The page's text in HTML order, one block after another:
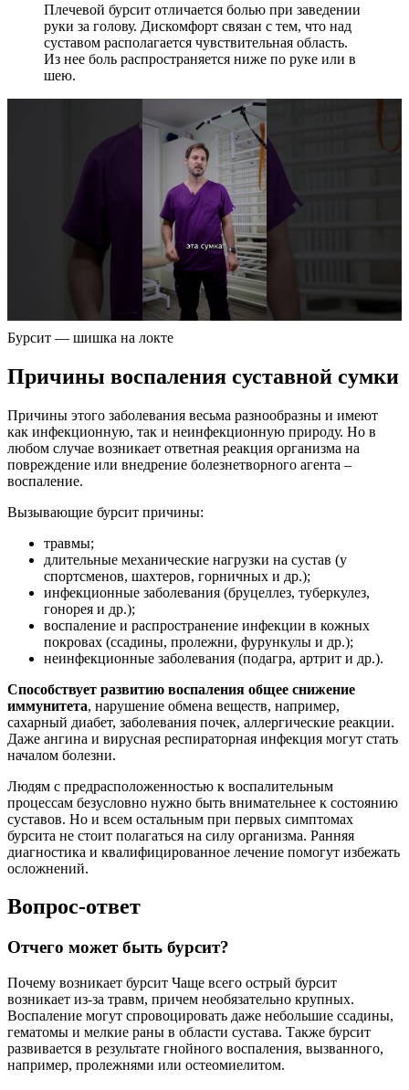
Плечевой бурсит отличается болью при заведении
руки за голову. Дискомфорт связан с тем, что над
суставом располагается чувствительная область.
Из нее боль распространяется ниже по руке или в
шею.
Бурсит — шишка на локте
Причины воспаления суставной сумки
Причины этого заболевания весьма разнообразны и имеют
как инфекционную, так и неинфекционную природу. Но в
любом случае возникает ответная реакция организма на
повреждение или внедрение болезнетворного агента –
воспаление.
Вызывающие бурсит причины:
травмы;
длительные механические нагрузки на сустав (у
спортсменов, шахтеров, горничных и др.);
инфекционные заболевания (бруцеллез, туберкулез,
гонорея и др.);
воспаление и распространение инфекции в кожных
покровах (ссадины, пролежни, фурункулы и др.);
неинфекционные заболевания (подагра, артрит и др.).
Способствует развитию воспаления общее снижение
иммунитета, нарушение обмена веществ, например,
сахарный диабет, заболевания почек, аллергические реакции.
Даже ангина и вирусная респираторная инфекция могут стать
началом болезни.
Людям с предрасположенностью к воспалительным
процессам безусловно нужно быть внимательнее к состоянию
суставов. Но и всем остальным при первых симптомах
бурсита не стоит полагаться на силу организма. Ранняя
диагностика и квалифицированное лечение помогут избежать
осложнений.
Вопрос-ответ
Отчего может быть бурсит?
Почему возникает бурсит Чаще всего острый бурсит
возникает из-за травм, причем необязательно крупных.
Воспаление могут спровоцировать даже небольшие ссадины,
гематомы и мелкие раны в области сустава. Также бурсит
развивается в результате гнойного воспаления, вызванного,
например, пролежнями или остеомиелитом.